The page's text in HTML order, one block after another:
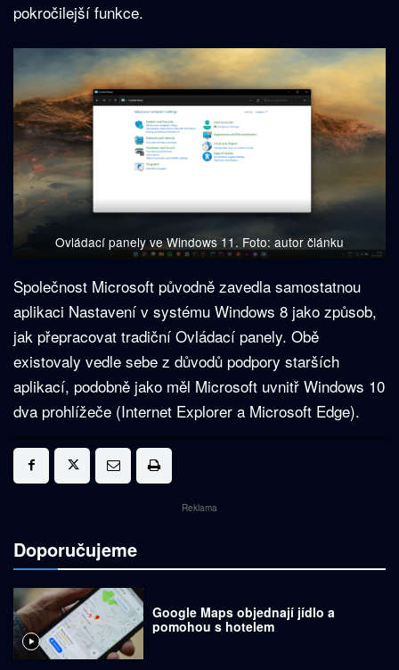
pokročilejší funkce.
Ovládací panely ve Windows 11. Foto: autor článku
Společnost Microsoft původně zavedla samostatnou
aplikaci Nastavení v systému Windows 8 jako způsob,
jak přepracovat tradiční Ovládací panely. Obě
existovaly vedle sebe z důvodů podpory starších
aplikací, podobně jako měl Microsoft uvnitř Windows 10
dva prohlížeče (Internet Explorer a Microsoft Edge).
Reklama
Doporučujeme
Google Maps objednají jídlo a
pomohou s hotelem